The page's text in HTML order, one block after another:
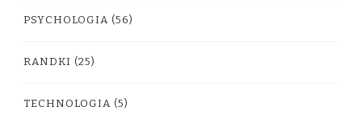
PSYCHOLOGIA (56)
RANDKI (25)
TECHNOLOGIA (5)